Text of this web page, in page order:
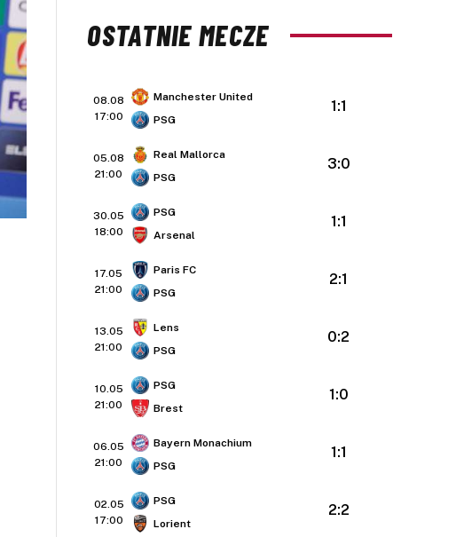
OSTATNIE MECZE
08.08
17:00
Manchester United
PSG
1:1
05.08
21:00
Real Mallorca
PSG
3:0
30.05
18:00
PSG
Arsenal
1:1
17.05
21:00
Paris FC
PSG
2:1
13.05
21:00
Lens
PSG
0:2
10.05
21:00
PSG
Brest
1:0
06.05
21:00
Bayern Monachium
PSG
1:1
02.05
17:00
PSG
Lorient
2:2